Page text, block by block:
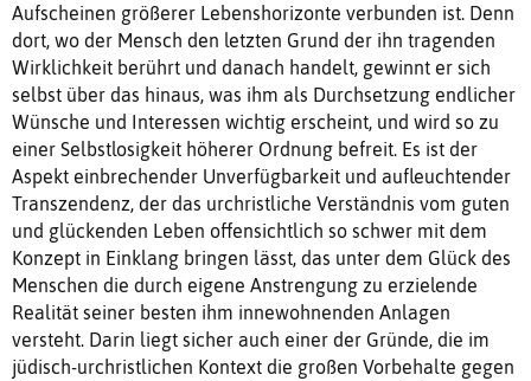
Aufscheinen größerer Lebenshorizonte verbunden ist. Denn
dort, wo der Mensch den letzten Grund der ihn tragenden
Wirklichkeit berührt und danach handelt, gewinnt er sich
selbst über das hinaus, was ihm als Durchsetzung endlicher
Wünsche und Interessen wichtig erscheint, und wird so zu
einer Selbstlosigkeit höherer Ordnung befreit. Es ist der
Aspekt einbrechender Unverfügbarkeit und aufleuchtender
Transzendenz, der das urchristliche Verständnis vom guten
und glückenden Leben offensichtlich so schwer mit dem
Konzept in Einklang bringen lässt, das unter dem Glück des
Menschen die durch eigene Anstrengung zu erzielende
Realität seiner besten ihm innewohnenden Anlagen
versteht. Darin liegt sicher auch einer der Gründe, die im
jüdisch-urchristlichen Kontext die großen Vorbehalte gegen